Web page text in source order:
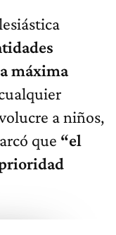
máxima
a niños,
que “el